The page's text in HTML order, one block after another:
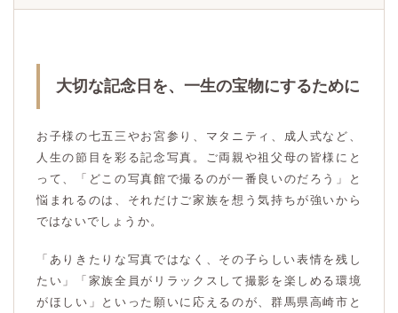
大切な記念日を、一生の宝物にするために
お子様の七五三やお宮参り、マタニティ、成人式など、
人生の節目を彩る記念写真。ご両親や祖父母の皆様にと
って、「どこの写真館で撮るのが一番良いのだろう」と
悩まれるのは、それだけご家族を想う気持ちが強いから
ではないでしょうか。
「ありきたりな写真ではなく、その子らしい表情を残し
たい」「家族全員がリラックスして撮影を楽しめる環境
がほしい」といった願いに応えるのが、群馬県高崎市と